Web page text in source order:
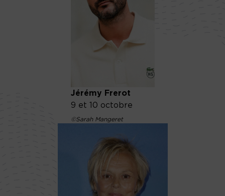
Jérémy Frerot
9 et 10 octobre
©Sarah Mangeret